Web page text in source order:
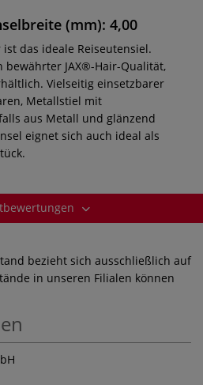
(mm): 4,00
das ideale Reiseutensiel.
bewährter JAX®-Hair-Qualität,
Vielseitig einsetzbarer
Metallstiel mit
aus Metall und glänzend
eignet sich auch ideal als
bezieht sich ausschließlich auf
in unseren Filialen können